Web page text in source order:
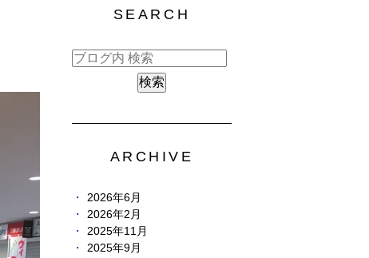
SEARCH
ARCHIVE
2026年6月
2026年2月
2025年11月
2025年9月